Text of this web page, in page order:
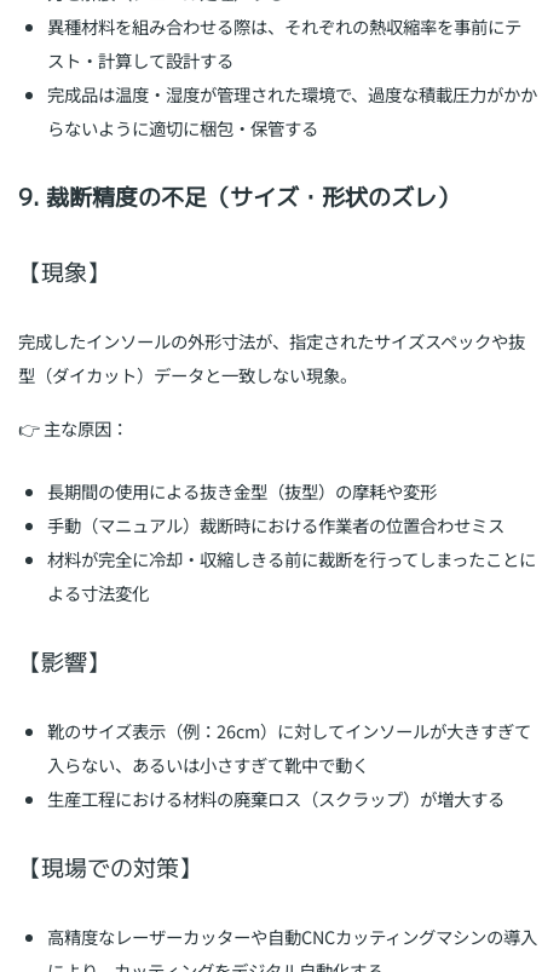
異種材料を組み合わせる際は、それぞれの熱収縮率を事前にテ
スト・計算して設計する
完成品は温度・湿度が管理された環境で、過度な積載圧力がかか
らないように適切に梱包・保管する
9. 裁断精度の不足（サイズ・形状のズレ）
【現象】
完成したインソールの外形寸法が、指定されたサイズスペックや抜
型（ダイカット）データと一致しない現象。
👉 主な原因：
長期間の使用による抜き金型（抜型）の摩耗や変形
手動（マニュアル）裁断時における作業者の位置合わせミス
材料が完全に冷却・収縮しきる前に裁断を行ってしまったことに
よる寸法変化
【影響】
靴のサイズ表示（例：26cm）に対してインソールが大きすぎて
入らない、あるいは小さすぎて靴中で動く
生産工程における材料の廃棄ロス（スクラップ）が増大する
【現場での対策】
高精度なレーザーカッターや自動CNCカッティングマシンの導入